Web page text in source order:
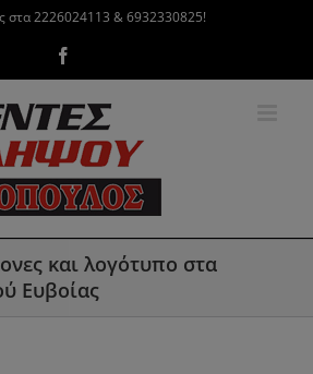
στα 2226024113 & 6932330825!
και λογότυπο στα
Ευβοίας